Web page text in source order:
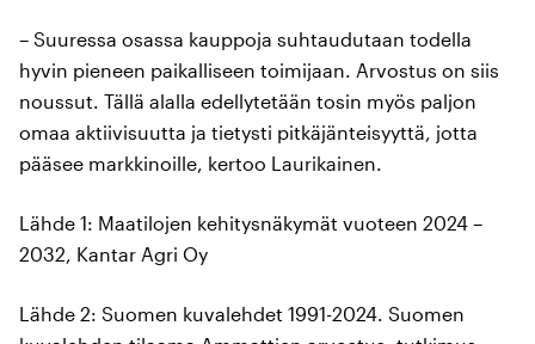
– Suuressa osassa kauppoja suhtaudutaan todella
hyvin pieneen paikalliseen toimijaan. Arvostus on siis
noussut. Tällä alalla edellytetään tosin myös paljon
omaa aktiivisuutta ja tietysti pitkäjänteisyyttä, jotta
pääsee markkinoille, kertoo Laurikainen.
Lähde 1: Maatilojen kehitysnäkymät vuoteen 2024 –
2032, Kantar Agri Oy
Lähde 2: Suomen kuvalehdet 1991-2024. Suomen